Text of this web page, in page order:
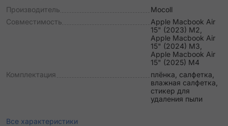
Производитель
Mocoll
Совместимость
Apple Macbook Air
15" (2023) M2,
Apple Macbook Air
15" (2024) M3,
Apple Macbook Air
15" (2025) M4
Комплектация
плёнка, салфетка,
влажная салфетка,
стикер для
удаления пыли
Все характеристики